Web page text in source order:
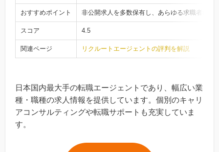
おすすめポイント 非公開求人を多数保有し、あらゆる求職者に対
スコア 4.5
関連ページ リクルートエージェントの評判を解説
日本国内最大手の転職エージェントであり、幅広い業
種・職種の求人情報を提供しています。個別のキャリ
アコンサルティングや転職サポートも充実していま
す。